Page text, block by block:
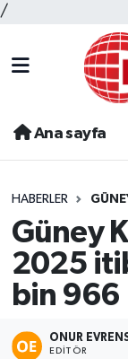
/
Ana sayfa
HABERLER
Güney
2025
bin 966
ONUR
EDITÖR